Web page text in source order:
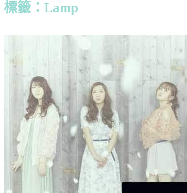
標籤：Lamp